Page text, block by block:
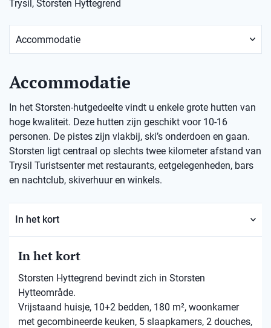
Trysil, Storsten Hyttegrend
Accommodatie
In het Storsten-hutgedeelte vindt u enkele grote hutten van
hoge kwaliteit. Deze hutten zijn geschikt voor 10-16
personen. De pistes zijn vlakbij, ski’s onderdoen en gaan.
Storsten ligt centraal op slechts twee kilometer afstand van
Trysil Turistsenter met restaurants, eetgelegenheden, bars
en nachtclub, skiverhuur en winkels.
In het kort
In het kort
Storsten Hyttegrend bevindt zich in Storsten
Hytteområde.
Vrijstaand huisje, 10+2 bedden, 180 m², woonkamer
met gecombineerde keuken, 5 slaapkamers, 2 douches,